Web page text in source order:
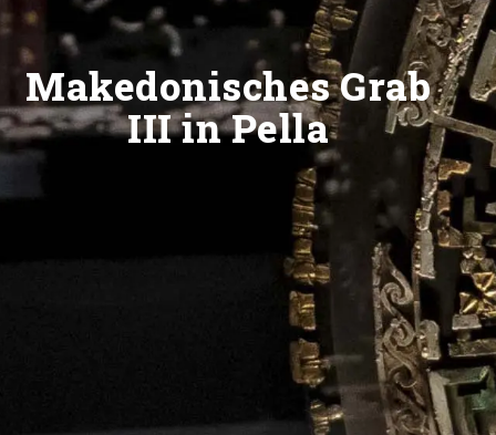
Makedonisches Grab
III in Pella